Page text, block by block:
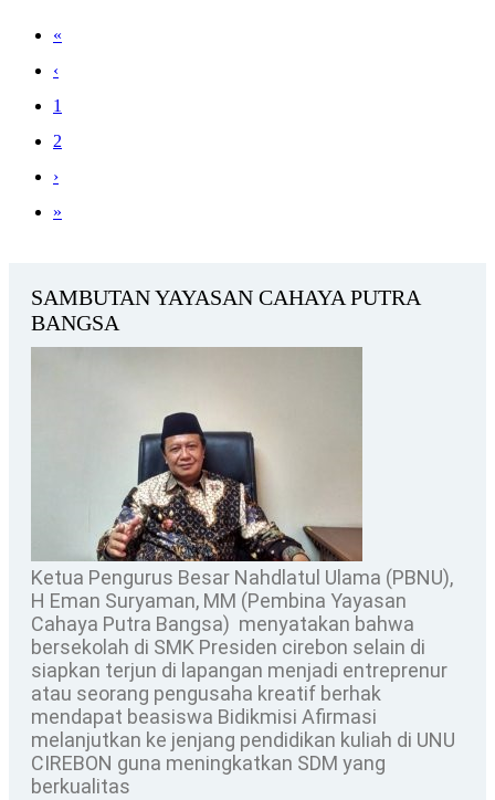
«
‹
1
2
›
»
SAMBUTAN YAYASAN CAHAYA PUTRA
BANGSA
Ketua Pengurus Besar Nahdlatul Ulama (PBNU),
H Eman Suryaman, MM (Pembina Yayasan
Cahaya Putra Bangsa) menyatakan bahwa
bersekolah di SMK Presiden cirebon selain di
siapkan terjun di lapangan menjadi entreprenur
atau seorang pengusaha kreatif berhak
mendapat beasiswa Bidikmisi Afirmasi
melanjutkan ke jenjang pendidikan kuliah di UNU
CIREBON guna meningkatkan SDM yang
berkualitas